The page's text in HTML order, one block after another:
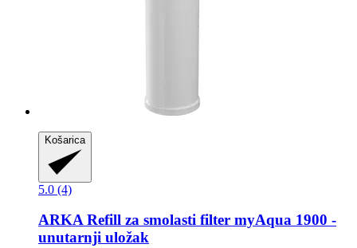
Košarica
5.0 (4)
ARKARefill za smolasti filter myAqua 1900 -​
unutarnji uložak